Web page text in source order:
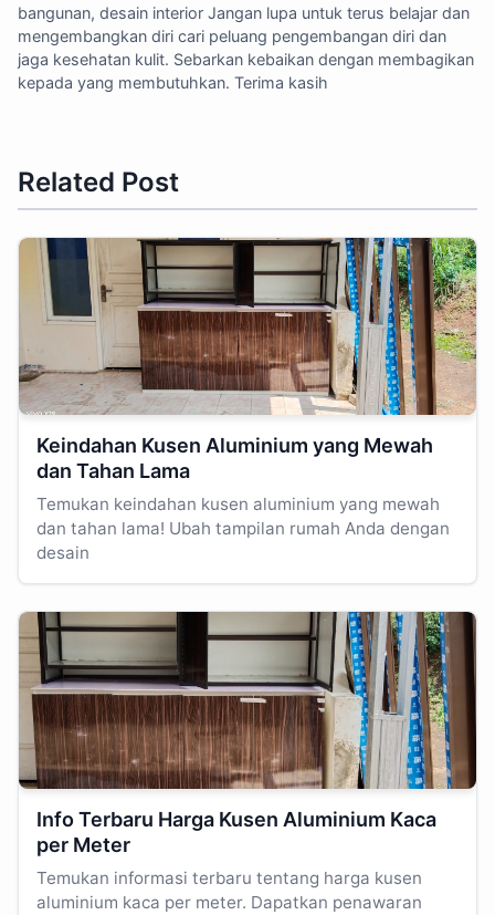
bangunan, desain interior Jangan lupa untuk terus belajar dan
mengembangkan diri cari peluang pengembangan diri dan
jaga kesehatan kulit. Sebarkan kebaikan dengan membagikan
kepada yang membutuhkan. Terima kasih
Related Post
Keindahan Kusen Aluminium yang Mewah
dan Tahan Lama
Temukan keindahan kusen aluminium yang mewah
dan tahan lama! Ubah tampilan rumah Anda dengan
desain
Info Terbaru Harga Kusen Aluminium Kaca
per Meter
Temukan informasi terbaru tentang harga kusen
aluminium kaca per meter. Dapatkan penawaran